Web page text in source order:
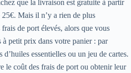
que la livraison est gratuite à partir
25€. Mais il n’y a rien de plus
de port élevés, alors que vous
à petit prix dans votre panier : par
essentielles ou un jeu de cartes.
le coût des frais de port ou obtenir leur